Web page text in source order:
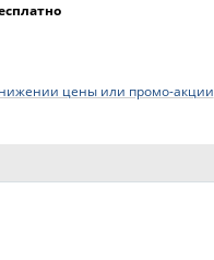
цены или промо-акции